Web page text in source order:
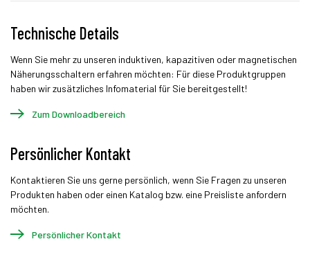
Technische Details
Wenn Sie mehr zu unseren induktiven, kapazitiven oder magnetischen
Näherungsschaltern erfahren möchten: Für diese Produktgruppen
haben wir zusätzliches Infomaterial für Sie bereitgestellt!
Zum Downloadbereich
Persönlicher Kontakt
Kontaktieren Sie uns gerne persönlich, wenn Sie Fragen zu unseren
Produkten haben oder einen Katalog bzw. eine Preisliste anfordern
möchten.
Persönlicher Kontakt